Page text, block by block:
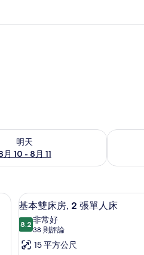
明天
月 10 - 8月 11
- 8月 11) 的供應情況 查看本
衣板、免費無線上網、床單
顯
示
基
本
5
基本雙床房, 2 張單人床
8.28.2 分，滿分 10 分
非常好
38 則評論
(38
則
15 平方公尺